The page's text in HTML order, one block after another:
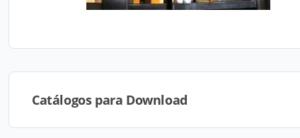
Catálogos para Download